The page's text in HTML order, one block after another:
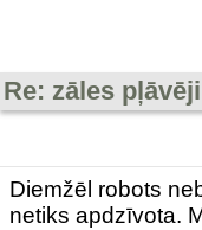
Re: zāles pļāvēji
Diemžēl robots
netiks apdzīvota.